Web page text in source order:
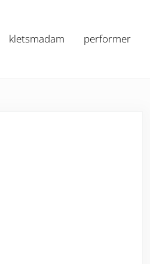
kletsmadam performer